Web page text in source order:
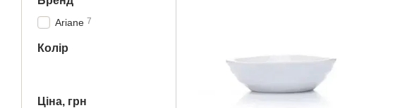
Ariane 7
Колір
Ціна, грн